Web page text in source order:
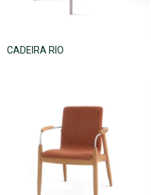
CADEIRA RIO